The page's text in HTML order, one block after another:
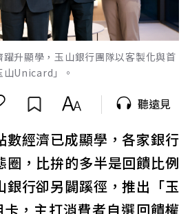
升顯學，玉山銀行團隊以客製化與首
山Unicard」。
聽遠見
數經濟已成顯學，各家銀行
圈，比拚的多半是回饋比例
銀行卻另闢蹊徑，推出「玉
，主打消費者自選回饋權